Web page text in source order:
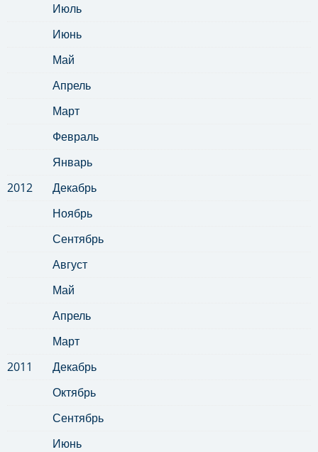
Июль
Июнь
Май
Апрель
Март
Февраль
Январь
2012
Декабрь
Ноябрь
Сентябрь
Август
Май
Апрель
Март
2011
Декабрь
Октябрь
Сентябрь
Июнь